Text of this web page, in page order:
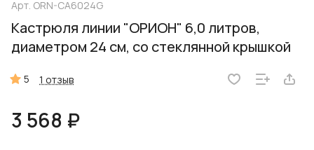
Арт. ORN-CA6024G
Кастрюля линии "ОРИОН" 6,0 литров,
диаметром 24 см, со стеклянной крышкой
5 1 отзыв
3 568 ₽